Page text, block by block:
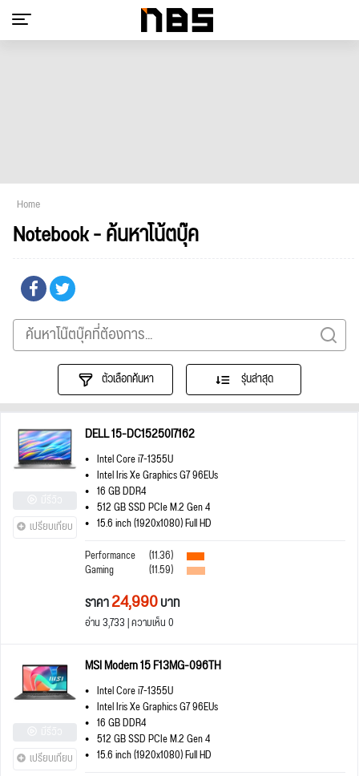
Home
Notebook - ค้นหาโน้ตบุ๊ค
ตัวเลือกค้นหา รุ่นล่าสุด
เปรียบเทียบ
DELL 15-DC15250I7162
Intel Core i7-1355U
Intel Iris Xe Graphics G7 96EUs
16 GB DDR4
512 GB SSD PCIe M.2 Gen 4
15.6 inch (1920x1080) Full HD
Performance
(11.36)
Gaming (11.59)
ราคา24,990บาท
อ่าน 3,733 | ความเห็น 0
เปรียบเทียบ
MSI Modern 15 F13MG-096TH
Intel Core i7-1355U
Intel Iris Xe Graphics G7 96EUs
16 GB DDR4
512 GB SSD PCIe M.2 Gen 4
15.6 inch (1920x1080) Full HD